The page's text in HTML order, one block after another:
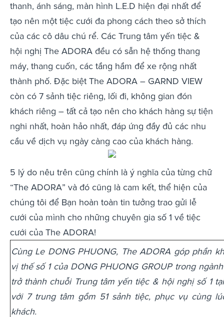
thanh, ánh sáng, màn hình L.E.D hiện đại nhất để
tạo nên một tiệc cưới đa phong cách theo sở thích
của các cô dâu chú rể. Các Trung tâm yến tiệc &
hội nghị The ADORA đều có sẵn hệ thống thang
máy, thang cuốn, các tầng hầm để xe rộng nhất
thành phố. Đặc biệt The ADORA – GARND VIEW
còn có 7 sảnh tiệc riêng, lối đi, không gian đón
khách riêng – tất cả tạo nên cho khách hàng sự tiện
nghi nhất, hoàn hảo nhất, đáp ứng đầy đủ các nhu
cầu về dịch vụ ngày càng cao của khách hàng.
5 lý do nêu trên cũng chính là ý nghĩa của từng chữ
“The ADORA” và đó cũng là cam kết, thể hiện của
chúng tôi để Bạn hoàn toàn tin tưởng trao gửi lễ
cưới của mình cho những chuyên gia số 1 về tiệc
cưới của The ADORA!
Cùng Le DONG PHUONG, The ADORA góp phần
vị thế số 1 của DONG PHUONG GROUP trong
trở thành chuỗi Trung tâm yến tiệc & hội nghị số 1
với 7 trung tâm gồm 51 sảnh tiệc, phục vụ cùng
khách.